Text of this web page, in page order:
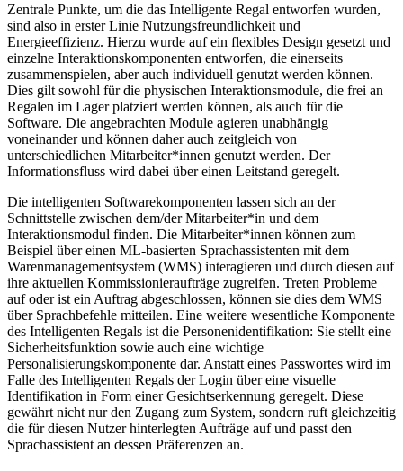
Zentrale Punkte, um die das Intelligente Regal entworfen wurden,
sind also in erster Linie Nutzungsfreundlichkeit und
Energieeffizienz. Hierzu wurde auf ein flexibles Design gesetzt und
einzelne Interaktionskomponenten entworfen, die einerseits
zusammenspielen, aber auch individuell genutzt werden können.
Dies gilt sowohl für die physischen Interaktionsmodule, die frei an
Regalen im Lager platziert werden können, als auch für die
Software. Die angebrachten Module agieren unabhängig
voneinander und können daher auch zeitgleich von
unterschiedlichen Mitarbeiter*innen genutzt werden. Der
Informationsfluss wird dabei über einen Leitstand geregelt.
Die intelligenten Softwarekomponenten lassen sich an der
Schnittstelle zwischen dem/der Mitarbeiter*in und dem
Interaktionsmodul finden. Die Mitarbeiter*innen können zum
Beispiel über einen ML-basierten Sprachassistenten mit dem
Warenmanagementsystem (WMS) interagieren und durch diesen auf
ihre aktuellen Kommissionieraufträge zugreifen. Treten Probleme
auf oder ist ein Auftrag abgeschlossen, können sie dies dem WMS
über Sprachbefehle mitteilen. Eine weitere wesentliche Komponente
des Intelligenten Regals ist die Personenidentifikation: Sie stellt eine
Sicherheitsfunktion sowie auch eine wichtige
Personalisierungskomponente dar. Anstatt eines Passwortes wird im
Falle des Intelligenten Regals der Login über eine visuelle
Identifikation in Form einer Gesichtserkennung geregelt. Diese
gewährt nicht nur den Zugang zum System, sondern ruft gleichzeitig
die für diesen Nutzer hinterlegten Aufträge auf und passt den
Sprachassistent an dessen Präferenzen an.